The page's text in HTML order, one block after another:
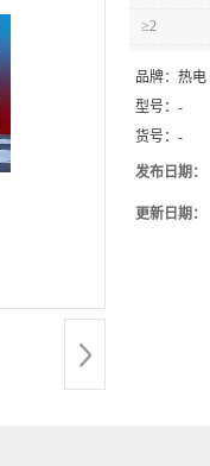
≥2
品牌： 热电
型号： -
货号： -
发布日期：
更新日期：